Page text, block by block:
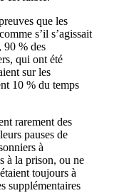
que les
s’il s’agissait
90 % des
qui ont été
sur les
10 % du temps
rarement des
pauses de
à
à la prison, ou ne
toujours à
supplémentaires